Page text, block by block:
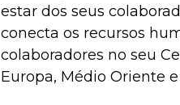
estar dos seus
conecta os recursos
colaboradores no seu
Europa, Médio Oriente